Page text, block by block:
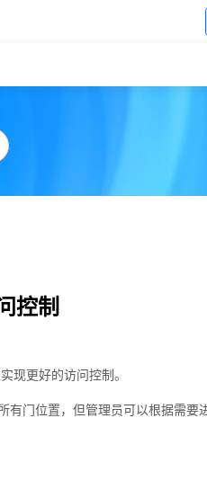
控制
现更好的访问控制。
有门位置，但管理员可以根据需要